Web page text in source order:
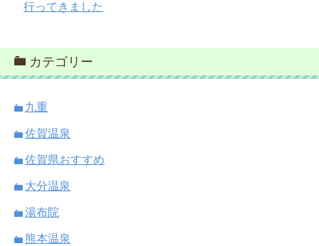
行ってきました
カテゴリー
九重
佐賀温泉
佐賀県おすすめ
大分温泉
湯布院
熊本温泉